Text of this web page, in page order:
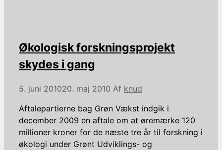
Økologisk forskningsprojekt
skydes i gang
5. juni 201020. maj 2010 Af knud
Aftalepartierne bag Grøn Vækst indgik i
december 2009 en aftale om at øremærke 120
millioner kroner for de næste tre år til forskning i
økologi under Grønt Udviklings- og